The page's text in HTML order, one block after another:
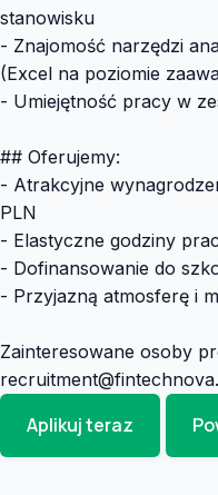
stanowisku
- Znajomość narzędzi
(Excel na poziomie
- Umiejętność pracy w
## Oferujemy:
- Atrakcyjne
PLN
- Elastyczne godziny
- Dofinansowanie do
- Przyjazną atmosferę i
Zainteresowane osoby
Aplikuj teraz